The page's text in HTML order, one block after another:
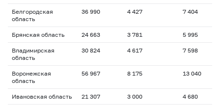
Белгородская
область
36 990 4 427 7 404
Брянская область 24 663 3 781 5 995
Владимирская
область
30 824 4 617 7 598
Воронежская
область
56 967 8 175 13 040
Ивановская область 21 307 3 000 4 680